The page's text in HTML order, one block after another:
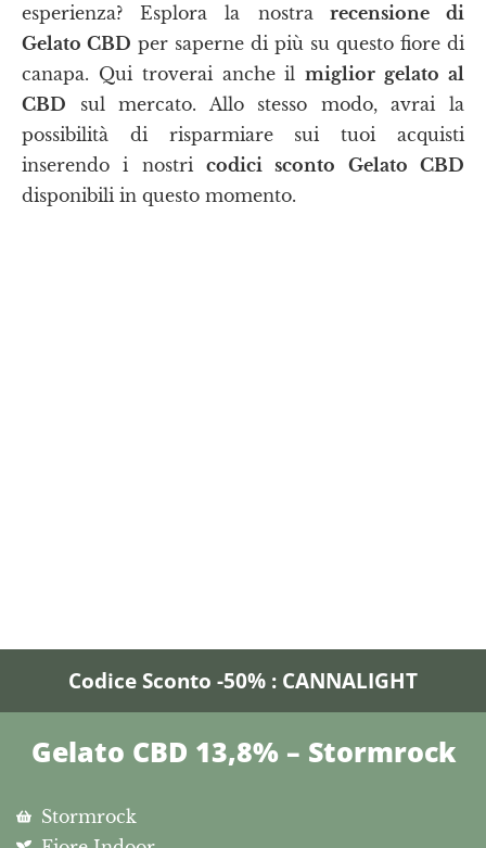
esperienza? Esplora la nostra recensione di
Gelato CBD per saperne di più su questo fiore di
canapa. Qui troverai anche ilmiglior gelato al
CBD sul mercato. Allo stesso modo, avrai la
possibilità di risparmiare sui tuoi acquisti
inserendo i nostri codici sconto Gelato CBD
disponibili in questo momento.
Codice Sconto -50% : CANNALIGHT
Gelato CBD 13,8% – Stormrock
Stormrock